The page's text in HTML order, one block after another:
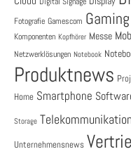
Fotografie Gamescom Gaming
Komponenten Kopfhörer Messe
Netzwerklösungen Notebook
Produktnews
Home Smartphone
Storage Telekommunikation
Unternehmensnews